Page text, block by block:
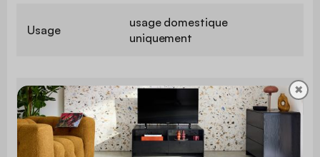
Usage
usage domestique
uniquement
Garantie 2 ans
Montage
Le montage est très simple, une
notice est fournie
✖